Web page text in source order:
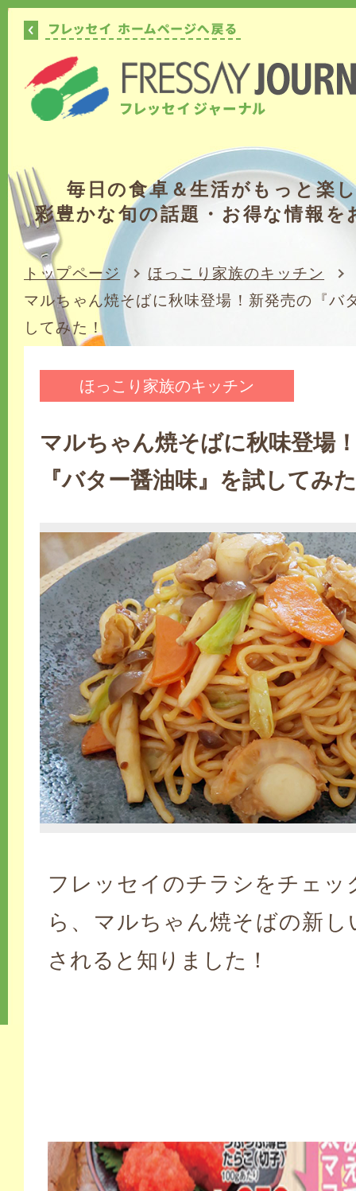
毎日の食卓＆生活がもっと楽
彩豊かな旬の話題・お得な情報を
トップページ
ほっこり家族のキッチン
マルちゃん焼そばに秋味登場！新発売の『バ
してみた！
ほっこり家族のキッチン
マルちゃん焼そばに秋味登場
『バター醤油味』を試してみ
フレッセイのチラシをチェッ
ら、マルちゃん焼そばの新し
されると知りました！